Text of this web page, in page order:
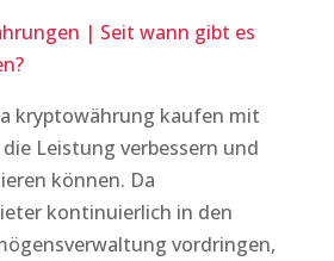
| Seit wann gibt es
kryptowährung kaufen mit
Leistung verbessern und
können. Da
kontinuierlich in den
vordringen,